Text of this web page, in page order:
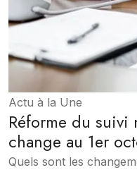
Actu à la Une
Réforme du
change au 1er
Quels sont les